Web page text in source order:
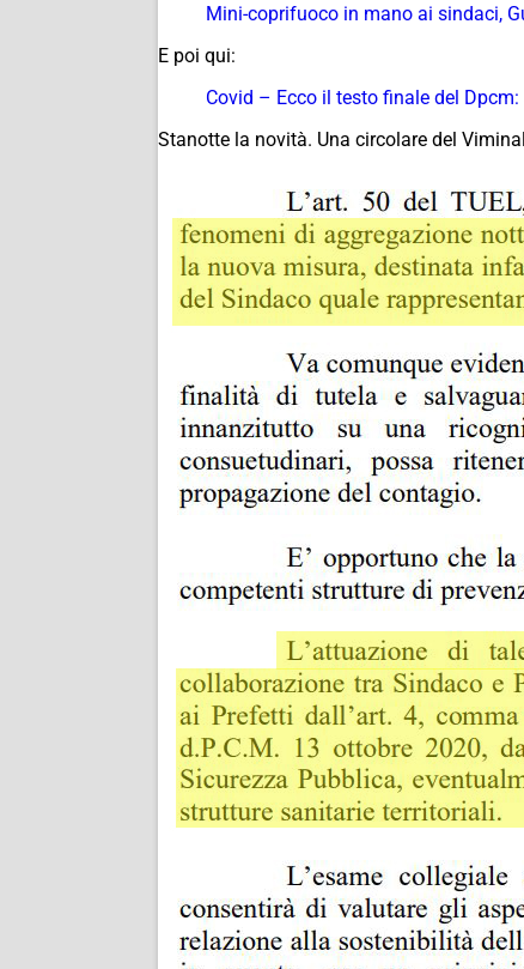
Mini-coprifuoco in mano ai sindaci,
E poi qui:
Covid – Ecco il testo finale del
Stanotte la novità. Una circolare del